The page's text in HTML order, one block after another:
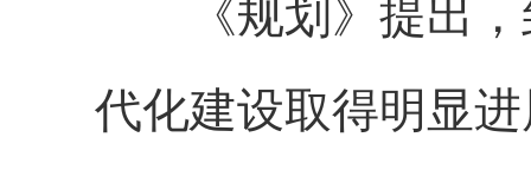
《规划》提出，
代化建设取得明显